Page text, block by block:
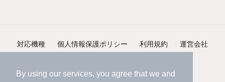
By using our services, you agree that we and
対応機種 個人情報保護ポリシー 利用規約 運営会社